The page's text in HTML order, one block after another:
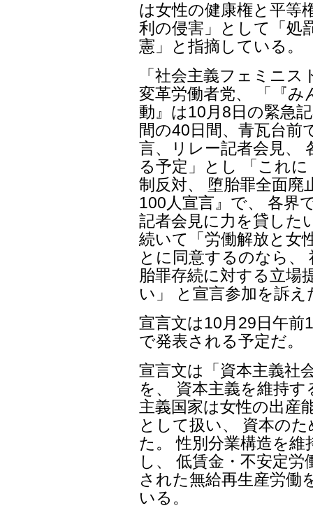
は女性の健康権と平等
利の侵害」として「処
憲」と指摘している。
「社会主義フェミニ
変革労働者党、 「『
動』は10月8日の緊急
間の40日間、青瓦台前
言、リレー記者会見、
る予定」とし 「これ
制反対、 堕胎罪全面
100人宣言』で、 各界
記者会見に力を貸した
続いて「労働解放と女
とに同意するのなら、
胎罪存続に対する立場
い」 と宣言参加を訴え
宣言文は10月29日午前
で発表される予定だ。
宣言文は「資本主義社
を、 資本主義を維持
主義国家は女性の出産
として扱い、 資本の
た。 性別分業構造を
し、 低賃金・不安定
された無給再生産労働
いる。